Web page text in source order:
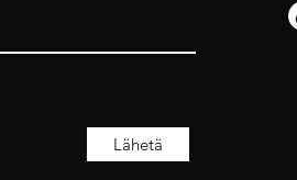
Lähetä